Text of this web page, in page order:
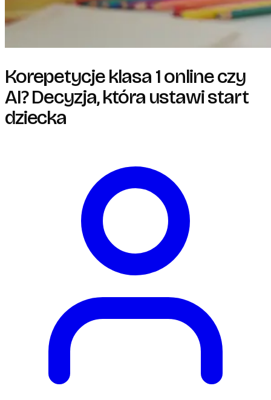
Korepetycje klasa 1 online czy
AI? Decyzja, która ustawi start
dziecka